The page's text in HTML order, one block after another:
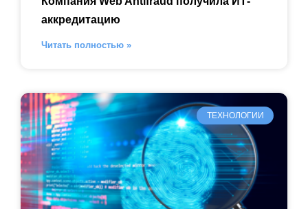
аккредитацию
Читать полностью »
ТЕХНОЛОГИИ